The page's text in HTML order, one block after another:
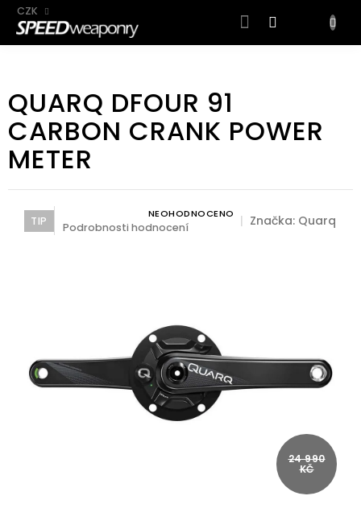
obsah
CZK
QUARQ DFOUR 91
CARBON CRANK POWER
METER
TIP Průměrné hodnocení produktu je 0,0 z 5 hvězdiček.
NEOHODNOCENO
Podrobnosti hodnocení Značka: Quarq
24 990
KČ